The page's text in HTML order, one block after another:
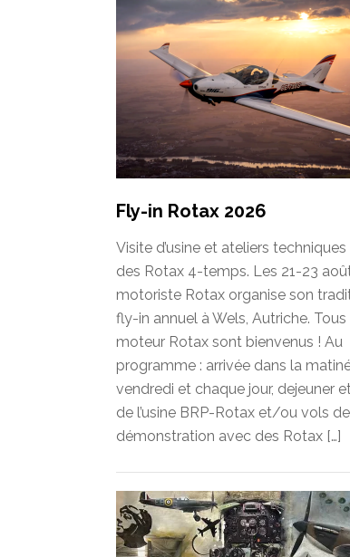
Fly-in Rotax 2026
Visite d’usine et ateliers
des Rotax 4-temps. Les 21-23
motoriste Rotax organise son
fly-in annuel à Wels, Autriche. Tous
moteur Rotax sont bienvenus ! Au
programme : arrivée dans la
vendredi et chaque jour, dejeuner
de l’usine BRP-Rotax et/ou vols de
démonstration avec des Rotax […]